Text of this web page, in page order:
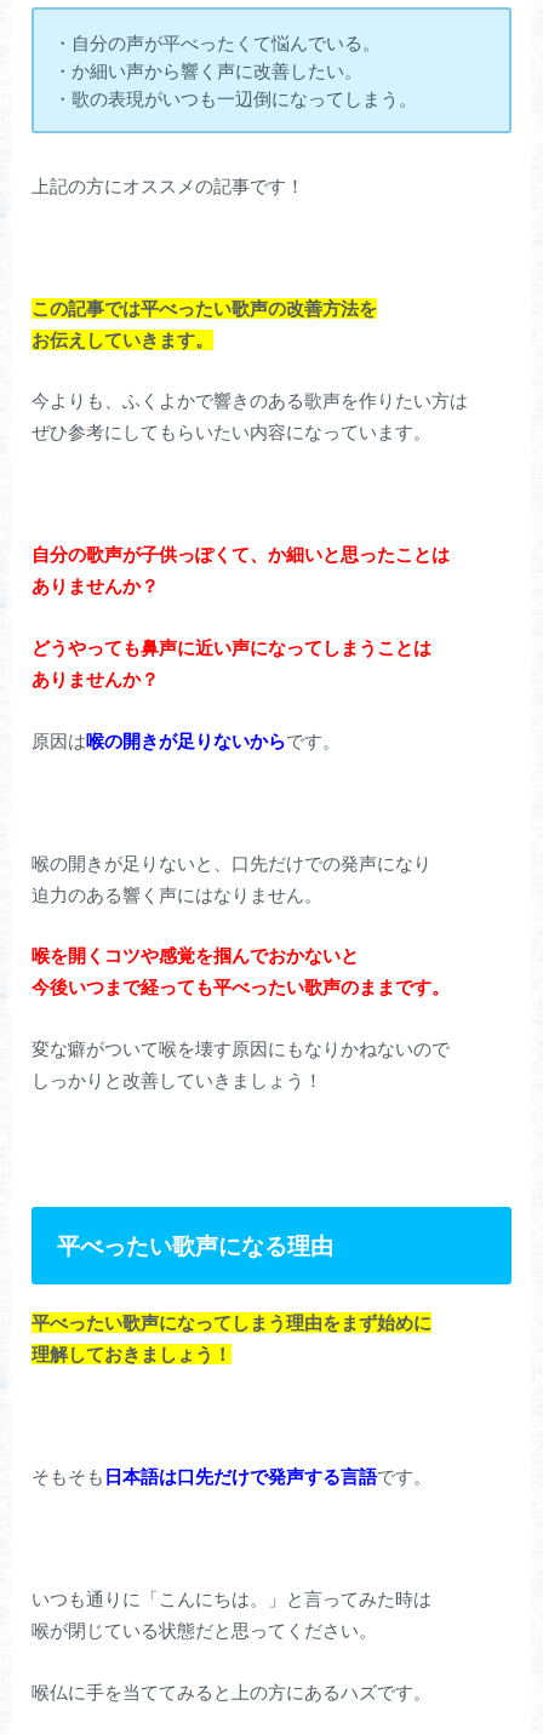
・自分の声が平べったくて悩んでいる。
・か細い声から響く声に改善したい。
・歌の表現がいつも一辺倒になってしまう。
上記の方にオススメの記事です！
この記事では平べったい歌声の改善方法を
お伝えしていきます。
今よりも、ふくよかで響きのある歌声を作りたい方は
ぜひ参考にしてもらいたい内容になっています。
自分の歌声が子供っぽくて、か細いと思ったことは
ありませんか？
どうやっても鼻声に近い声になってしまうことは
ありませんか？
原因は喉の開きが足りないからです。
喉の開きが足りないと、口先だけでの発声になり
迫力のある響く声にはなりません。
喉を開くコツや感覚を掴んでおかないと
今後いつまで経っても平べったい歌声のままです。
変な癖がついて喉を壊す原因にもなりかねないので
しっかりと改善していきましょう！
平べったい歌声になる理由
平べったい歌声になってしまう理由をまず始めに
理解しておきましょう！
そもそも 日本語は口先だけで発声する言語です。
いつも通りに「こんにちは。」と言ってみた時は
喉が閉じている状態だと思ってください。
喉仏に手を当ててみると上の方にあるハズです。